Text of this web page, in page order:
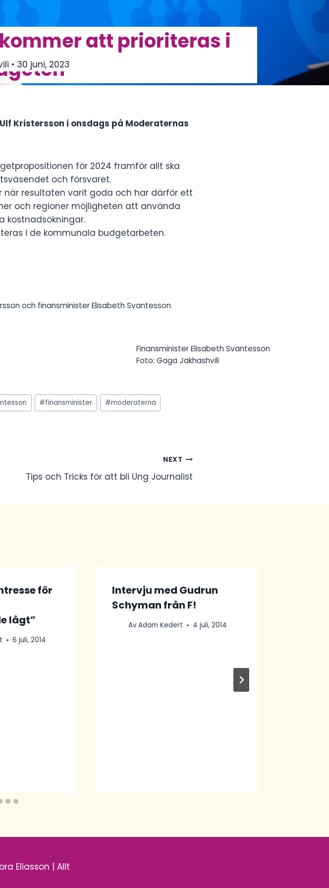
att prioriteras i
• 30 juni, 2023
Kristersson i onsdags på Moderaternas
för 2024 framför allt ska
och försvaret.
resultaten varit goda och har därför ett
och regioner möjligheten att använda
kostnadsökningar.
i de kommunala budgetarbeten.
och finansminister Elisabeth Svantesson
Finansminister Elisabeth Svantesson
Foto: Gaga Jakhashvili
#finansminister #moderaterna
NEXT
Tips och Tricks för att bli Ung Journalist
för
lågt”
6 juli, 2014
Intervju med Gudrun
Schyman från F!
AvAdam Kedert 4 juli, 2014
Eliasson | Allt